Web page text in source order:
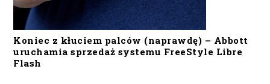
Koniec z kłuciem palców (naprawdę) – Abbott
uruchamia sprzedaż systemu FreeStyle Libre
Flash